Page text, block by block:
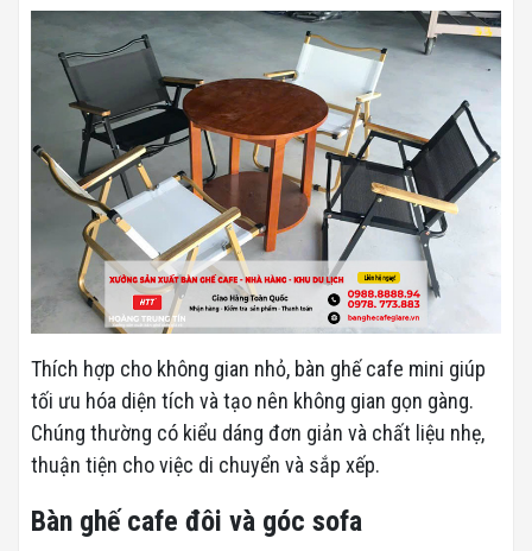
Thích hợp cho không gian nhỏ, bàn ghế cafe mini giúp
tối ưu hóa diện tích và tạo nên không gian gọn gàng.
Chúng thường có kiểu dáng đơn giản và chất liệu nhẹ,
thuận tiện cho việc di chuyển và sắp xếp.
Bàn ghế cafe đôi và góc sofa